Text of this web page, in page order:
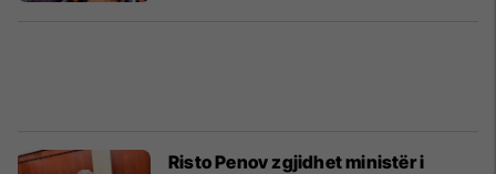
Risto Penov zgjidhet ministër i